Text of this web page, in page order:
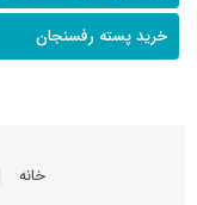
خرید پسته رفسنجان
خانه